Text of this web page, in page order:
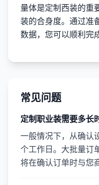
量体是定制西装的重
装的合身度。通过准
数据，您可以顺利完
常见问题
定制职业装需要多长
一般情况下，从确认
个工作日。大批量订
将在确认订单时与您